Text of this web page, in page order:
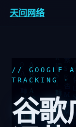
天问网络
// GOOGLE
TRACKING ·
谷歌